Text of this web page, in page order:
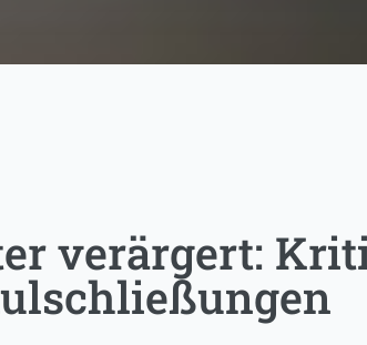
verärgert: